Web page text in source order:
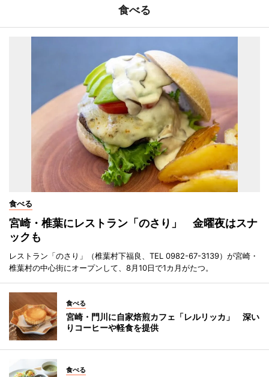
食べる
食べる
宮崎・椎葉にレストラン「のさり」 金曜夜はスナ
ックも
レストラン「のさり」（椎葉村下福良、TEL 0982-67-3139）が宮崎・
椎葉村の中心街にオープンして、8月10日で1カ月がたつ。
食べる
宮崎・門川に自家焙煎カフェ「レルリッカ」 深い
りコーヒーや軽食を提供
食べる